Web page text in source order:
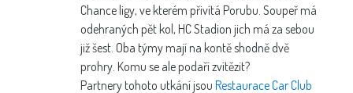
Chance ligy, ve kterém přivítá Porubu. Soupeř má
odehraných pět kol, HC Stadion jich má za sebou
již šest. Oba týmy mají na kontě shodně dvě
prohry. Komu se ale podaří zvítězit?
Partnery tohoto utkání jsou Restaurace Car Club